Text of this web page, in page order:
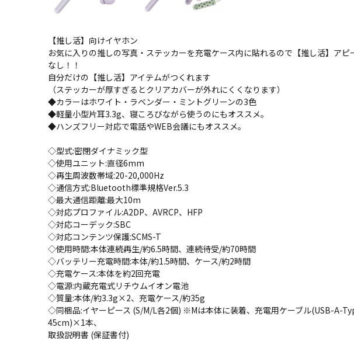
【推し活】向けイヤホン
お気に入りの推しの写真・ステッカーを充電ケース内に貼れるので【推し活】アピ
なし！！
自分だけの【推し活】アイテムがつくれます
（ステッカーが厚すぎるとクリアカバーが外れにくくなります）
◆カラーはホワイト・ラベンダー・ミントグリーンの3色
◆軽量小型片耳3.3g、寝ころびながら使うのにもオススメ。
◆ハンズフリー対応で電話やWEB会議にもオススメ。
◇型式:密閉ダイナミック型
◇使用ユニット:直径6mm
◇再生周波数帯域:20-20,000Hz
◇通信方式:Bluetooth標準規格Ver.5.3
◇最大通信距離:最大10m
◇対応プロファイル:A2DP、AVRCP、HFP
◇対応コーデック:SBC
◇対応コンテンツ保護:SCMS-T
◇使用時間:本体連続再生/約6.5時間、連続待受/約70時間
◇バッテリー充電時間:本体/約1.5時間、ケース/約2時間
◇充電ケース:本体を約2回充電
◇電源:内蔵充電式リチウムイオン電池
◇質量:本体/約3.3g×2、充電ケース/約35g
◇同梱品:イヤーピース (S/M/L各2個) ※Mは本体に装着、充電用ケーブル(USB-A-
45cm)×1本、
取扱説明書 (保証書付)